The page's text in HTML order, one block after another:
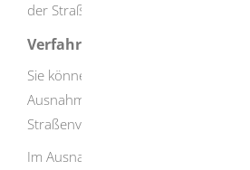
der Straßenverkehrs-Ordnung befreit
Verfahrensablauf
Sie können den blauen Parkausweis
Ausnahmegenehmigung formlos bei
Straßenverkehrsbehörde beantragen.
Im Ausnahmefall können Sie sich